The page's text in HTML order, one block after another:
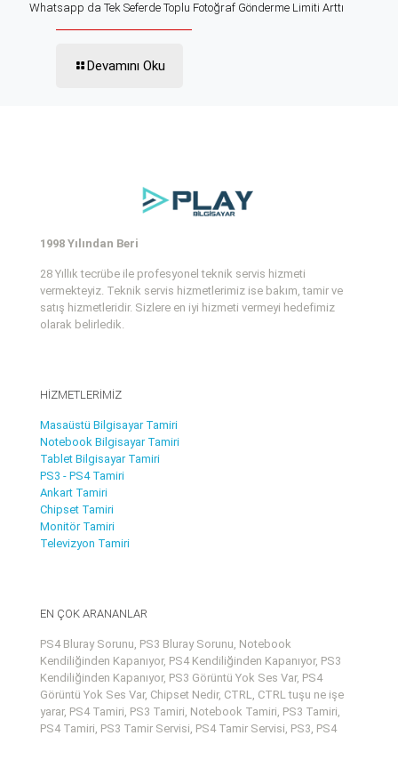
Whatsapp da Tek Seferde Toplu Fotoğraf Gönderme Limiti Arttı
Devamını Oku
1998 Yılından Beri
28 Yıllık tecrübe ile profesyonel teknik servis hizmeti
vermekteyiz. Teknik servis hizmetlerimiz ise bakım, tamir ve
satış hizmetleridir. Sizlere en iyi hizmeti vermeyi hedefimiz
olarak belirledik.
HİZMETLERİMİZ
Masaüstü Bilgisayar Tamiri
Notebook Bilgisayar Tamiri
Tablet Bilgisayar Tamiri
PS3 - PS4 Tamiri
Ankart Tamiri
Chipset Tamiri
Monitör Tamiri
Televizyon Tamiri
EN ÇOK ARANANLAR
PS4 Bluray Sorunu, PS3 Bluray Sorunu, Notebook
Kendiliğinden Kapanıyor, PS4 Kendiliğinden Kapanıyor, PS3
Kendiliğinden Kapanıyor, PS3 Görüntü Yok Ses Var, PS4
Görüntü Yok Ses Var, Chipset Nedir, CTRL, CTRL tuşu ne işe
yarar, PS4 Tamiri, PS3 Tamiri, Notebook Tamiri, PS3 Tamiri,
PS4 Tamiri, PS3 Tamir Servisi, PS4 Tamir Servisi, PS3, PS4